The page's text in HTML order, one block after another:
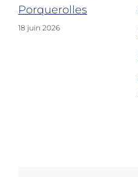
Porquerolles
18 juin 2026